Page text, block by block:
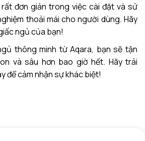
đơn giản trong việc cài đặt và sử
thoải mái cho người dùng. Hãy
ngủ của bạn!
thông minh từ Aqara, bạn sẽ tận
và sâu hơn bao giờ hết. Hãy trải
để cảm nhận sự khác biệt!